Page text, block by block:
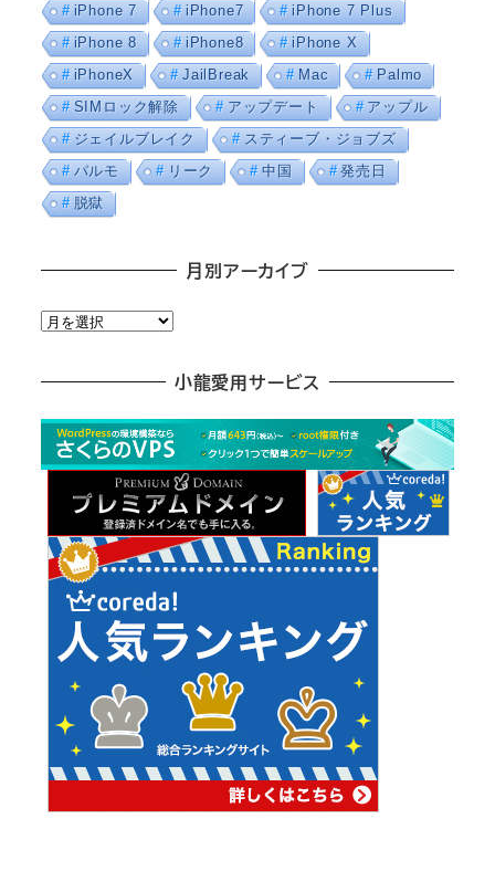
iPhone 7
iPhone7
iPhone 7 Plus
iPhone 8
iPhone8
iPhone X
iPhoneX
JailBreak Mac
Palmo
SIMロック解除
アップデート
アップル
ジェイルブレイク
スティーブ・ジョブズ
パルモ
リーク 中国
発売日
脱獄
月別アーカイブ
月
カ
小龍愛用サービス